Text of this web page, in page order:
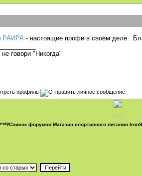
РАИРА - настоящие профи в своём деле .
не говори "Никогда"
Список форумов Магазин спортивного питания